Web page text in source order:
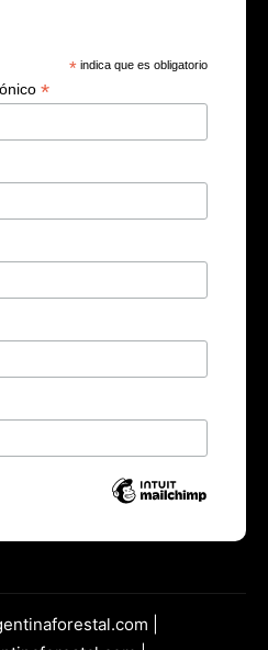
* indica que es obligatorio
*
|